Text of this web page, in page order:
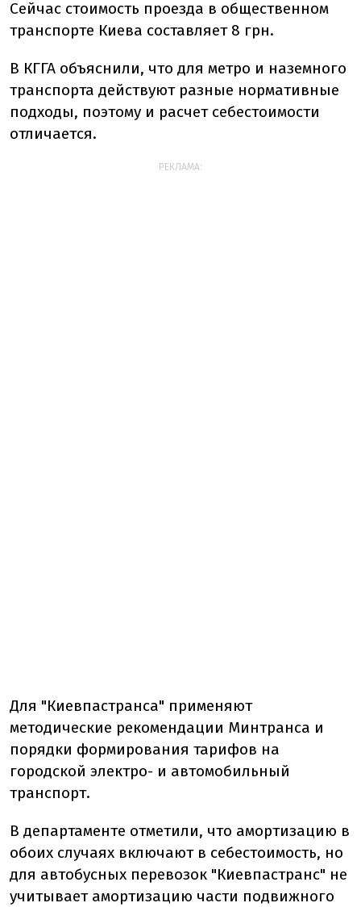
Сейчас стоимость проезда в общественном
транспорте Киева составляет 8 грн.
В КГГА объяснили, что для метро и наземного
транспорта действуют разные нормативные
подходы, поэтому и расчет себестоимости
отличается.
РЕКЛАМА:
Для "Киевпастранса" применяют
методические рекомендации Минтранса и
порядки формирования тарифов на
городской электро- и автомобильный
транспорт.
В департаменте отметили, что амортизацию в
обоих случаях включают в себестоимость, но
для автобусных перевозок "Киевпастранс" не
учитывает амортизацию части подвижного